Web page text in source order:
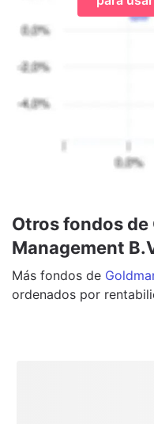
Otros fondos de
Management
Más fondos de
ordenados por